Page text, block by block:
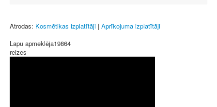
Atrodas: Kosmētikas izplatītāji | Aprīkojuma izplatītāji
Lapu apmeklēja19864
reizes